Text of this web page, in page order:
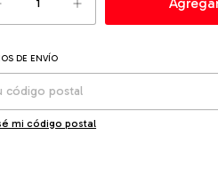
para el CP:
DE ENVÍO
mi código postal